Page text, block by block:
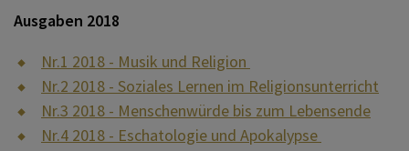
Ausgaben 2018
Nr.1 2018 - Musik und Religion
Nr.2 2018 - Soziales Lernen im Religionsunterricht
Nr.3 2018 - Menschenwürde bis zum Lebensende
Nr.4 2018 - Eschatologie und Apokalypse